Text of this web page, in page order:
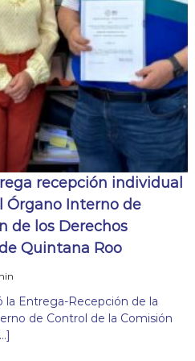
recepción individual
Órgano Interno de
de los Derechos
Quintana Roo
la Entrega-Recepción de la
de Control de la Comisión